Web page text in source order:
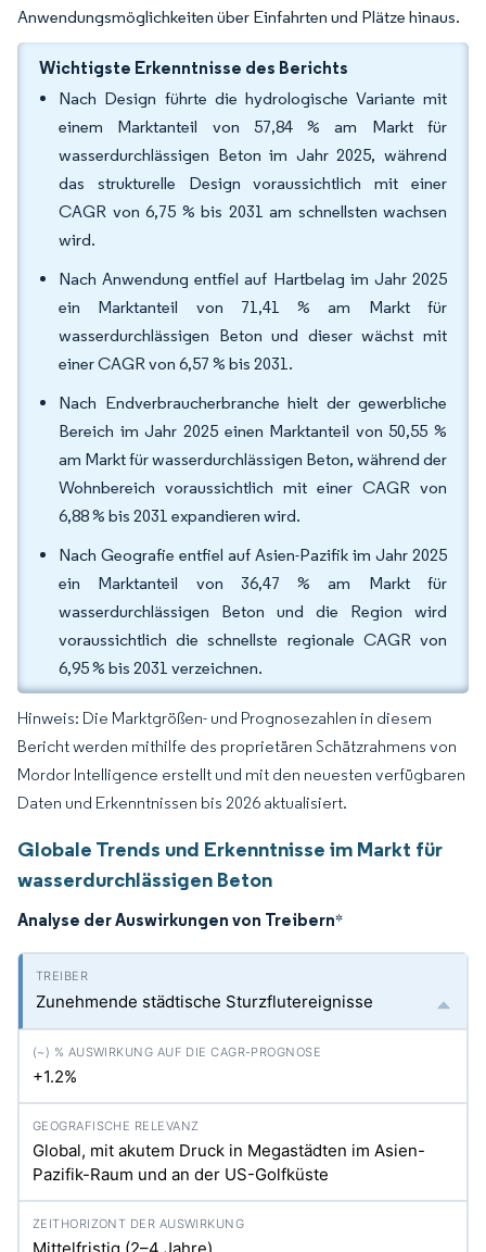
Anwendungsmöglichkeiten über Einfahrten und Plätze hinaus.
Wichtigste Erkenntnisse des Berichts
Nach Design führte die hydrologische Variante mit
einem Marktanteil von 57,84 % am Markt für
wasserdurchlässigen Beton im Jahr 2025, während
das strukturelle Design voraussichtlich mit einer
CAGR von 6,75 % bis 2031 am schnellsten wachsen
wird.
Nach Anwendung entfiel auf Hartbelag im Jahr 2025
ein Marktanteil von 71,41 % am Markt für
wasserdurchlässigen Beton und dieser wächst mit
einer CAGR von 6,57 % bis 2031.
Nach Endverbraucherbranche hielt der gewerbliche
Bereich im Jahr 2025 einen Marktanteil von 50,55 %
am Markt für wasserdurchlässigen Beton, während der
Wohnbereich voraussichtlich mit einer CAGR von
6,88 % bis 2031 expandieren wird.
Nach Geografie entfiel auf Asien-Pazifik im Jahr 2025
ein Marktanteil von 36,47 % am Markt für
wasserdurchlässigen Beton und die Region wird
voraussichtlich die schnellste regionale CAGR von
6,95 % bis 2031 verzeichnen.
Hinweis: Die Marktgrößen- und Prognosezahlen in diesem
Bericht werden mithilfe des proprietären Schätzrahmens von
Mordor Intelligence erstellt und mit den neuesten verfügbaren
Daten und Erkenntnissen bis 2026 aktualisiert.
Globale Trends und Erkenntnisse im Markt für
wasserdurchlässigen Beton
Analyse der Auswirkungen von Treibern*
Zunehmende städtische Sturzflutereignisse
+1.2%
Global, mit akutem Druck in Megastädten im Asien-
Pazifik-Raum und an der US-Golfküste